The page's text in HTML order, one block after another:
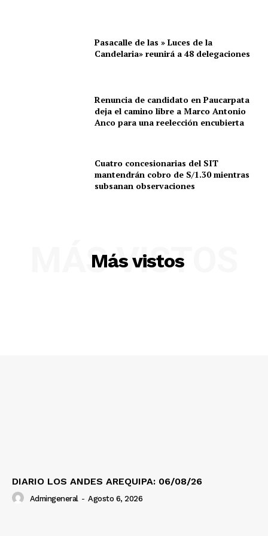
Pasacalle de las » Luces de la
Candelaria» reunirá a 48 delegaciones
Renuncia de candidato en Paucarpata
deja el camino libre a Marco Antonio
Anco para una reelección encubierta
Cuatro concesionarias del SIT
mantendrán cobro de S/1.30 mientras
subsanan observaciones
Más vistos
MÁS VISTOS
DIARIO LOS ANDES AREQUIPA: 06/08/26
Admingeneral - Agosto 6, 2026